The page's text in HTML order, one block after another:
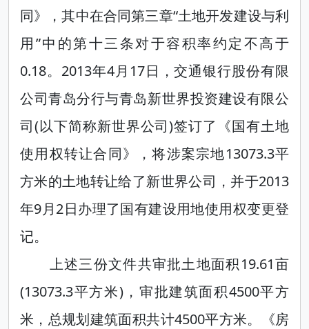
同》，其中在合同第三章“土地开发建设与利
用”中的第十三条对于容积率约定不高于
0.18。2013年4月17日，交通银行股份有限
公司青岛分行与青岛新世界投资建设有限公
司(以下简称新世界公司)签订了《国有土地
使用权转让合同》，将涉案宗地13073.3平
方米的土地转让给了新世界公司，并于2013
年9月2日办理了国有建设用地使用权变更登
记。
上述三份文件共审批土地面积19.61亩
(13073.3平方米)，审批建筑面积4500平方
米，总规划建筑面积共计4500平方米。《房